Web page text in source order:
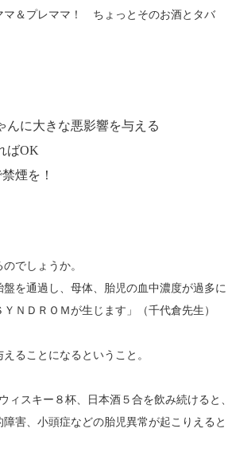
マ＆プレママ！ ちょっとそのお酒とタバ
んに大きな悪影響を与える
ばOK
煙を！
でしょうか。
を通過し、母体、胎児の血中濃度が過多に
ＤＲＯＭが生じます」（千代倉先生）
ることになるということ。
スキー８杯、日本酒５合を飲み続けると、
害、小頭症などの胎児異常が起こりえると